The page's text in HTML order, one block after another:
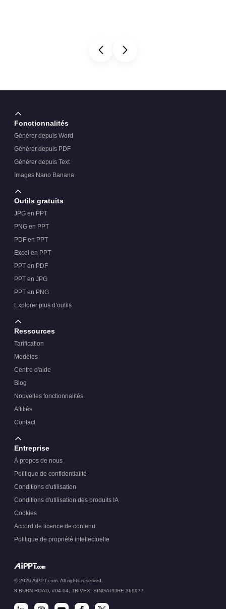
Fonctionnalités
Générer depuis Word
Générer depuis PDF
Générer depuis Text
Images Nano Banana
Outils gratuits
JPG en PPT
PNG en PPT
PDF en PPT
Excel en PPT
PPT en PDF
PPT en JPG
PPT en PNG
Explorer plus d’outils
Ressources
Tarification
Modèles
Centre d'aide
Blog
Nouvelles fonctionnalités
Affiliés
Contact
Entreprise
À propos de nous
Politique de confidentialité
Conditions d'utilisation
Conditions d'utilisation des produits IA
Cookies
Accord de licence de contenu
Politique de propriété intellectuelle
© 2026 AiPPT.com. All rights reserved.
8 BURN ROAD, #04-04, TRIVEX, SINGAPORE 369977